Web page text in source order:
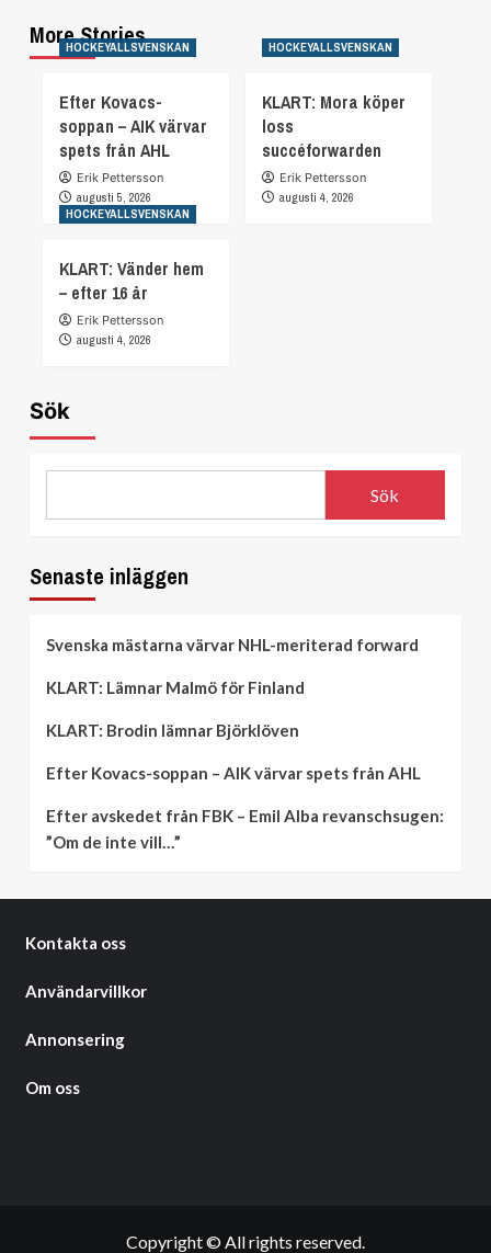
More Stories
HOCKEYALLSVENSKAN
Efter Kovacs-
soppan – AIK värvar
spets från AHL
Erik Pettersson
augusti 5, 2026
HOCKEYALLSVENSKAN
KLART: Mora köper
loss
succéforwarden
Erik Pettersson
augusti 4, 2026
HOCKEYALLSVENSKAN
KLART: Vänder hem
– efter 16 år
Erik Pettersson
augusti 4, 2026
Sök
Sök
Senaste inläggen
Svenska mästarna värvar NHL-meriterad forward
KLART: Lämnar Malmö för Finland
KLART: Brodin lämnar Björklöven
Efter Kovacs-soppan – AIK värvar spets från AHL
Efter avskedet från FBK – Emil Alba revanschsugen:
”Om de inte vill…”
Kontakta oss
Användarvillkor
Annonsering
Om oss
Copyright © All rights reserved.